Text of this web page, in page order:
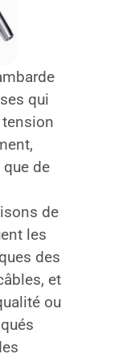
qui
de
de
les
des
et
ou